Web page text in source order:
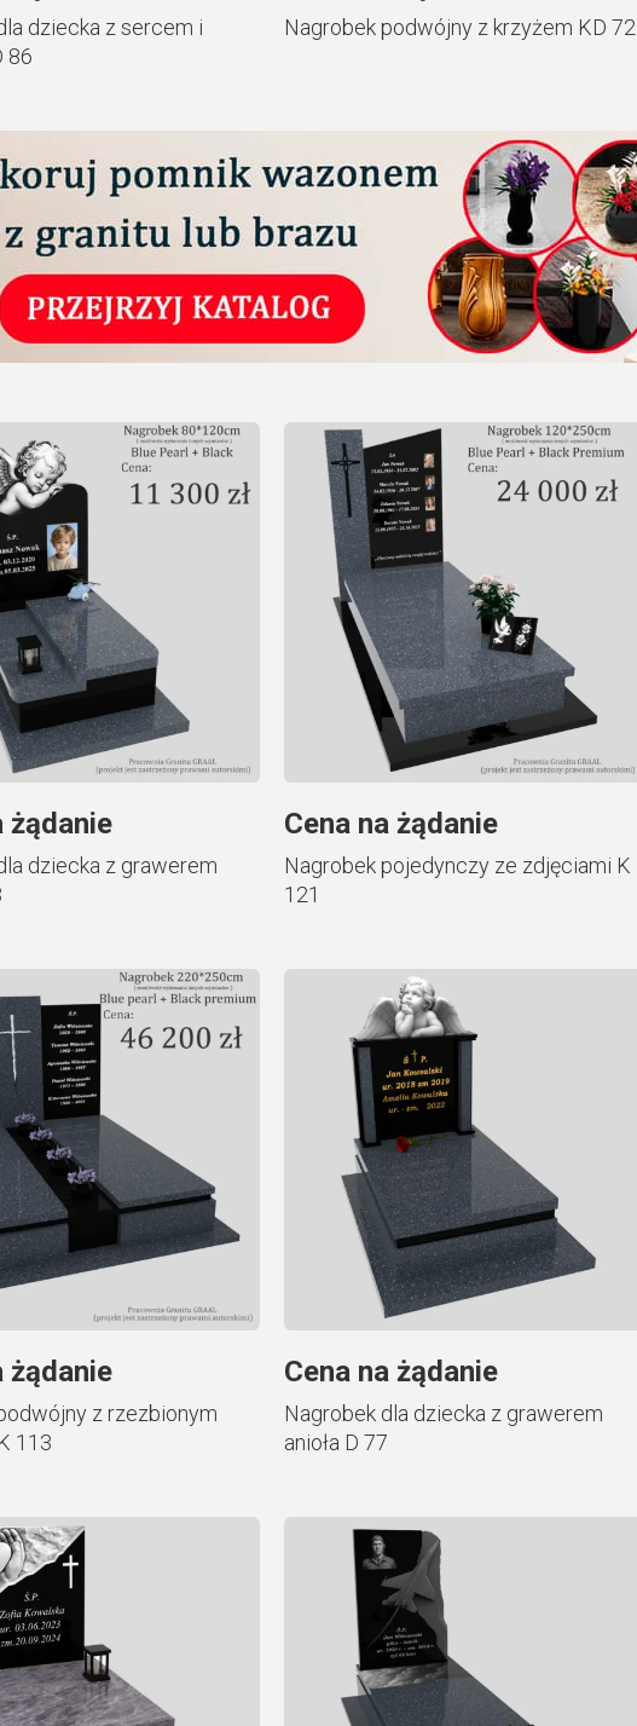
dziecka z sercem i
86
Nagrobek podwójny z krzyżem KD 72
żądanie
dziecka z grawerem
Cena na żądanie
Nagrobek pojedynczy ze zdjęciami K
121
żądanie
z rzezbionym
113
Cena na żądanie
Nagrobek dla dziecka z grawerem
anioła D 77